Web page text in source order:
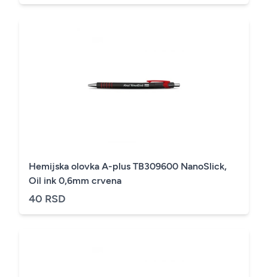
Hemijska olovka A-plus TB309600 NanoSlick,
Oil ink 0,6mm crvena
40 RSD